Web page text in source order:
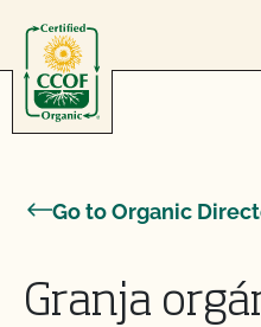
Go to Organic
Granja